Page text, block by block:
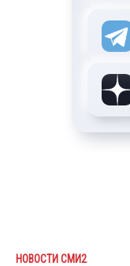
НОВОСТИ СМИ2